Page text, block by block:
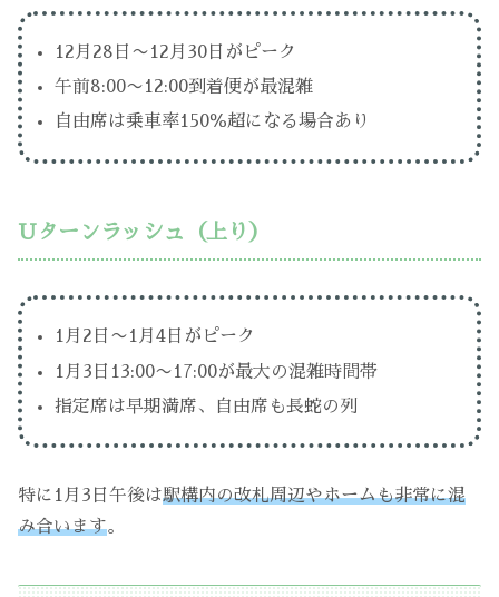
12月28日〜12月30日がピーク
午前8:00〜12:00到着便が最混雑
自由席は乗車率150％超になる場合あり
Uターンラッシュ（上り）
1月2日〜1月4日がピーク
1月3日13:00〜17:00が最大の混雑時間帯
指定席は早期満席、自由席も長蛇の列
特に1月3日午後は駅構内の改札周辺やホームも非常に混
み合います。